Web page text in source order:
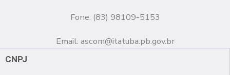
Fone: (83) 98109-5153
Email: ascom@itatuba.pb.gov.br
CNPJ